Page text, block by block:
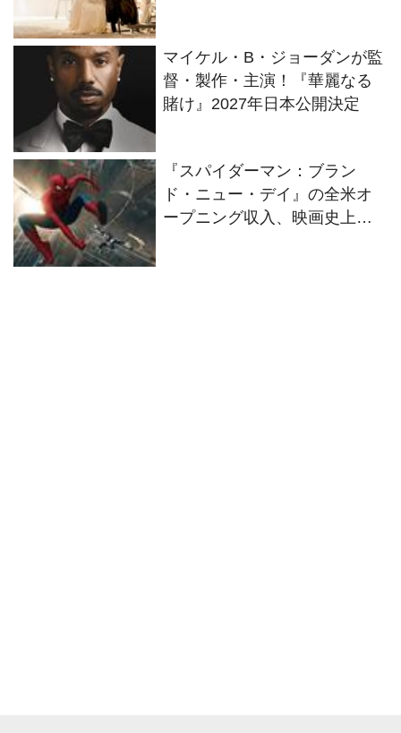
マイケル・B・ジョーダンが監
督・製作・主演！『華麗なる
賭け』2027年日本公開決定
『スパイダーマン：ブラン
ド・ニュー・デイ』の全米オ
ープニング収入、映画史上歴